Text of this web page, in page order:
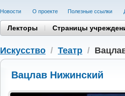
Новости О проекте Полезные cсылки
Лекторы Страницы
Искусство / Театр /
Вацлав Нижинский